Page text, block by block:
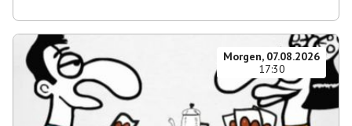
Morgen, 07.08.2026
17:30